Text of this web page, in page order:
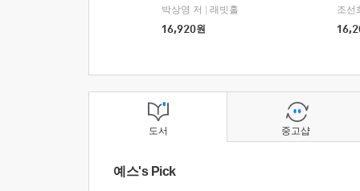
박상영 저
래빗홀
16,920원
조선
도서
예스's Pick
중고샵